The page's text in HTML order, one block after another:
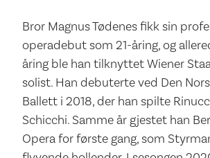
Bror Magnus Tødenes fikk sin
operadebut som 21-åring, og
åring ble han tilknyttet Wiener
solist. Han debuterte ved Den
Ballett i 2018, der han spilte
Schicchi. Samme år gjestet han
Opera for første gang, som